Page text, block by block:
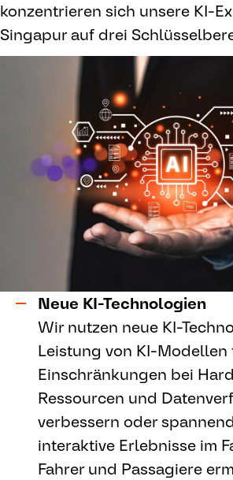
konzentrieren sich unsere KI-
Singapur auf drei
Neue KI-Technologien
Wir nutzen neue KI-
Leistung von KI-Modellen
Einschränkungen bei
Ressourcen und
verbessern oder
interaktive Erlebnisse im
Fahrer und Passagiere